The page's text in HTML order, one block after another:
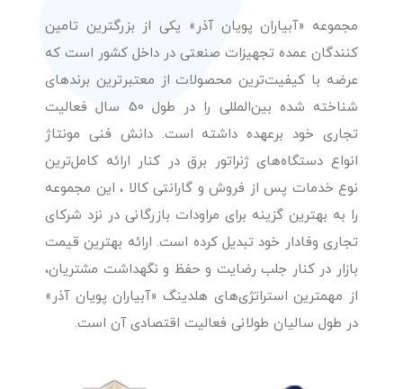
مجموعه «آبیاران پویان آذر» یکی از بزرگترین تامین
کنندگان عمده تجهیزات صنعتی در داخل کشور است که
عرضه با کیفیت‌ترین محصولات از معتبرترین برندهای
شناخته شده بین‌المللی را در طول 50 سال فعالیت
تجاری خود برعهده داشته است. دانش فنی مونتاژ
انواع دستگاه‌های ژنراتور برق در کنار ارائه کامل‌ترین
نوع خدمات پس از فروش و گارانتی کالا ، این مجموعه
را به بهترین گزینه برای مراودات بازرگانی در نزد شرکای
تجاری وفادار خود تبدیل کرده است. ارائه بهترین قیمت
بازار در کنار جلب رضایت و حفظ و نگهداشت مشتریان،
از مهمترین استراتژی‌های هلدینگ «آبیاران پویان آذر»
در طول سالیان طولانی فعالیت اقتصادی آن است.